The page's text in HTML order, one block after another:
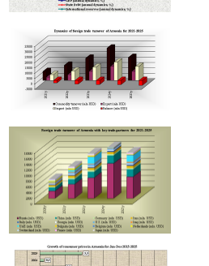
Օվերչուկ. Ռուսաստանի և
տարի նվազել է երկու երրորդով